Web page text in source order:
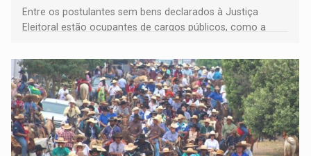
Entre os postulantes sem bens declarados à Justiça
Eleitoral estão ocupantes de cargos públicos, como a
Pedro Geovar (PP) e a vice-prefeita Magna dos Anjos
(NOVO)